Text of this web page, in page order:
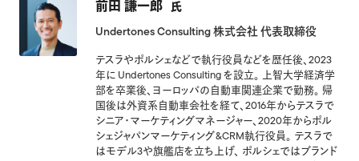
前田 謙一郎 氏
Undertones Consulting 株式会社 代表取締役
テスラやポルシェなどで執行役員などを歴任後、2023
年に Undertones Consulting を設立。 上智大学経済学
部を卒業後、ヨーロッパの自動車関連企業で勤務。 帰
国後は外資系自動車会社を経て、2016年からテスラで
シニア・マーケティングマネージャー、2020年からポル
シェジャパンマーケティング&CRM執行役員。 テスラで
はモデル3や旗艦店を立ち上げ、 ポルシェではブランド